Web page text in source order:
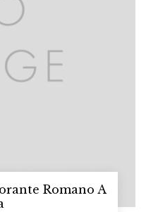
Romano A